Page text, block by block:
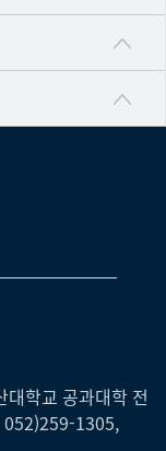
학교 공과대학 전
052)259-1305,